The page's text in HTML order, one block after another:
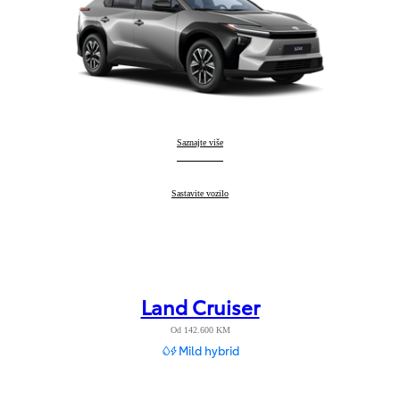
Toyota bZ4X
Saznajte više
Toyota bZ4X:
Sastavite vozilo
Land Cruiser
Od 142.600 KM
Mild hybrid